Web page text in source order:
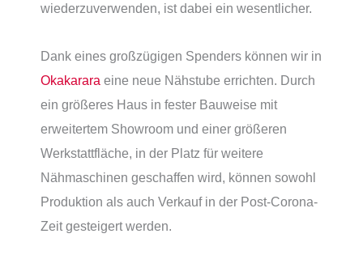
wiederzuverwenden, ist dabei ein wesentlicher.
Dank eines großzügigen Spenders können wir in
Okakarara eine neue Nähstube errichten. Durch
ein größeres Haus in fester Bauweise mit
erweitertem Showroom und einer größeren
Werkstattfläche, in der Platz für weitere
Nähmaschinen geschaffen wird, können sowohl
Produktion als auch Verkauf in der Post-Corona-
Zeit gesteigert werden.